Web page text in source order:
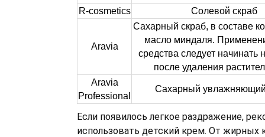
R-cosmetics Солевой скраб
Aravia
Сахарный скраб, в составе
масло миндаля.
средства следует начинать
после удаления
Aravia
Professional
Сахарный увлажняющий
Если появилось легкое раздражение,
использовать детский крем. От жирных